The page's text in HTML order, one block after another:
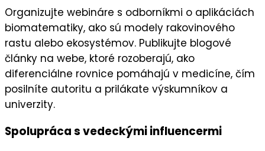
Organizujte webináre s odborníkmi o aplikáciách
biomatematiky, ako sú modely rakovinového
rastu alebo ekosystémov. Publikujte blogové
články na webe, ktoré rozoberajú, ako
diferenciálne rovnice pomáhajú v medicíne, čím
posilníte autoritu a prilákate výskumníkov a
univerzity.
Spolupráca s vedeckými influencermi